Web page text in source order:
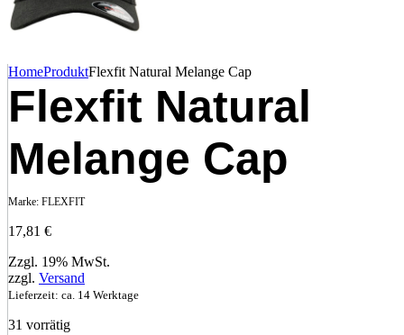
HomeProduktFlexfit Natural Melange Cap
Flexfit Natural
Melange Cap
Marke: FLEXFIT
17,81 €
Zzgl. 19% MwSt.
zzgl. Versand
Lieferzeit: ca. 14 Werktage
31 vorrätig